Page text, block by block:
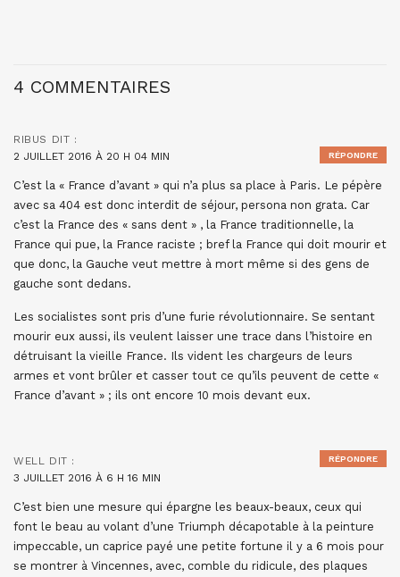
4 COMMENTAIRES
RIBUS DIT :
2 JUILLET 2016 À 20 H 04 MIN
C’est la « France d’avant » qui n’a plus sa place à Paris. Le pépère
avec sa 404 est donc interdit de séjour, persona non grata. Car
c’est la France des « sans dent » , la France traditionnelle, la
France qui pue, la France raciste ; bref la France qui doit mourir et
que donc, la Gauche veut mettre à mort même si des gens de
gauche sont dedans.
Les socialistes sont pris d’une furie révolutionnaire. Se sentant
mourir eux aussi, ils veulent laisser une trace dans l’histoire en
détruisant la vieille France. Ils vident les chargeurs de leurs
armes et vont brûler et casser tout ce qu’ils peuvent de cette «
France d’avant » ; ils ont encore 10 mois devant eux.
RÉPONDRE
WELL DIT :
3 JUILLET 2016 À 6 H 16 MIN
C’est bien une mesure qui épargne les beaux-beaux, ceux qui
font le beau au volant d’une Triumph décapotable à la peinture
impeccable, un caprice payé une petite fortune il y a 6 mois pour
se montrer à Vincennes, avec, comble du ridicule, des plaques
RÉPONDRE